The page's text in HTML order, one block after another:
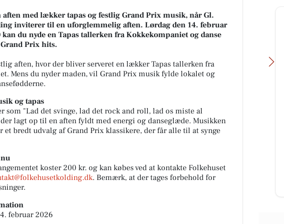
med lækker tapas og festlig Grand Prix musik, når Gl.
inviterer til en uforglemmelig aften. Lørdag den 14. februar
du nyde en Tapas tallerken fra Kokkekompaniet og danse
Prix hits.
aften, hvor der bliver serveret en lækker Tapas tallerken fra
Mens du nyder maden, vil Grand Prix musik fylde lokalet og
og tapas
som "Lad det svinge, lad det rock and roll, lad os miste al
lagt op til en aften fyldt med energi og danseglæde. Musikken
et bredt udvalg af Grand Prix klassikere, der får alle til at synge
koster 200 kr. og kan købes ved at kontakte Folkehuset
. Bemærk, at der tages forbehold for
februar 2026
succesen - ZO Skin
hos
af søde Simone fra Z...
Skousen Kolding
Når hverdagen starter igen, er det
Åbn opslaget